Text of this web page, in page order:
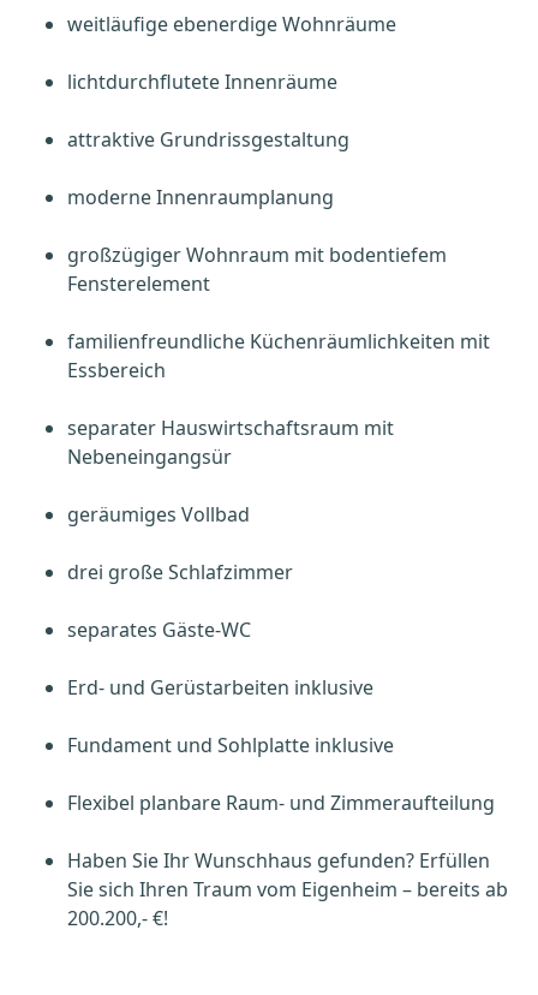
weitläufige ebenerdige Wohnräume
lichtdurchflutete Innenräume
attraktive Grundrissgestaltung
moderne Innenraumplanung
großzügiger Wohnraum mit bodentiefem
Fensterelement
familienfreundliche Küchenräumlichkeiten mit
Essbereich
separater Hauswirtschaftsraum mit
Nebeneingangsür
geräumiges Vollbad
drei große Schlafzimmer
separates Gäste-WC
Erd- und Gerüstarbeiten inklusive
Fundament und Sohlplatte inklusive
Flexibel planbare Raum- und Zimmeraufteilung
Haben Sie Ihr Wunschhaus gefunden? Erfüllen
Sie sich Ihren Traum vom Eigenheim – bereits ab
200.200,- €!